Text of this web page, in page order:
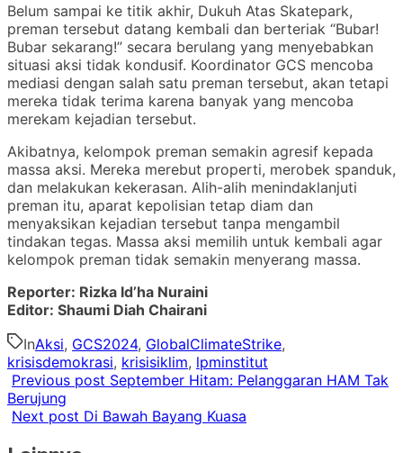
Belum sampai ke titik akhir, Dukuh Atas Skatepark,
preman tersebut datang kembali dan berteriak “Bubar!
Bubar sekarang!” secara berulang yang menyebabkan
situasi aksi tidak kondusif. Koordinator GCS mencoba
mediasi dengan salah satu preman tersebut, akan tetapi
mereka tidak terima karena banyak yang mencoba
merekam kejadian tersebut.
Akibatnya, kelompok preman semakin agresif kepada
massa aksi. Mereka merebut properti, merobek spanduk,
dan melakukan kekerasan. Alih-alih menindaklanjuti
preman itu, aparat kepolisian tetap diam dan
menyaksikan kejadian tersebut tanpa mengambil
tindakan tegas. Massa aksi memilih untuk kembali agar
kelompok preman tidak semakin menyerang massa.
Reporter: Rizka Id’ha Nuraini
Editor: Shaumi Diah Chairani
InAksi, GCS2024, GlobalClimateStrike,
krisisdemokrasi, krisisiklim, lpminstitut
Previous post September Hitam: Pelanggaran HAM Tak
Berujung
Next post Di Bawah Bayang Kuasa